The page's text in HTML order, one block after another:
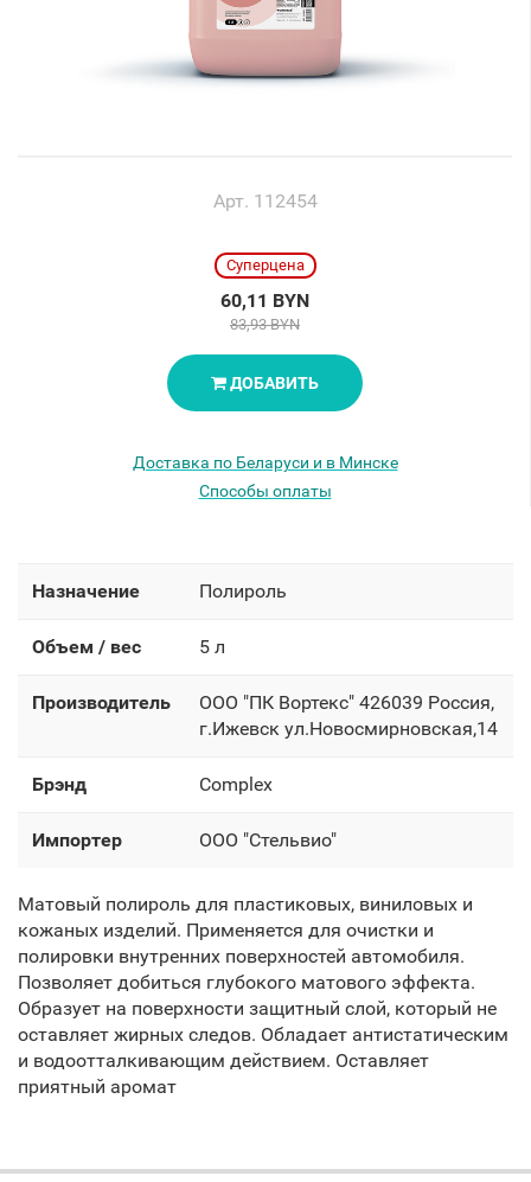
Арт. 112454
Суперцена
60,11 BYN
83,93 BYN
ДОБАВИТЬ
Доставка по Беларуси и в Минске
Способы оплаты
Назначение Полироль
Объем / вес 5 л
Производитель
OOO "ПК Вортекс" 426039 Россия,
г.Ижевск ул.Новосмирновская,14
Брэнд Complex
Импортер OOO "Стельвио"
Матовый полироль для пластиковых, виниловых и
кожаных изделий. Применяется для очистки и
полировки внутренних поверхностей автомобиля.
Позволяет добиться глубокого матового эффекта.
Образует на поверхности защитный слой, который не
оставляет жирных следов. Обладает антистатическим
и водоотталкивающим действием. Оставляет
приятный аромат